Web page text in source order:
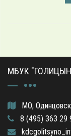
МБУК
МО,
8 (495) 363 29